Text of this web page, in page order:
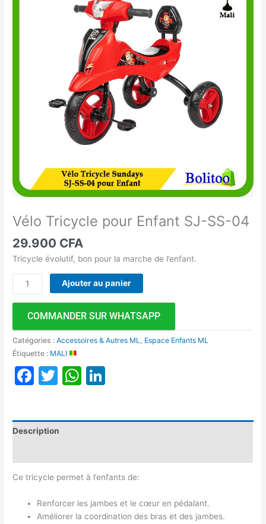
Vélo Tricycle pour Enfant SJ-SS-04
29.900 CFA
Tricycle évolutif, bon pour la marche de l’enfant.
Ajouter au panier
COMMANDER SUR WHATSAPP
Catégories :Accessoires & Autres ML
Espace Enfants ML
Étiquette : MALI
Facebook
TwitterWhatsApp
Description
Ce tricycle permet à l’enfants de:
Renforcer les jambes et le cœur en pédalant.
Améliorer la coordination des bras et des jambes.